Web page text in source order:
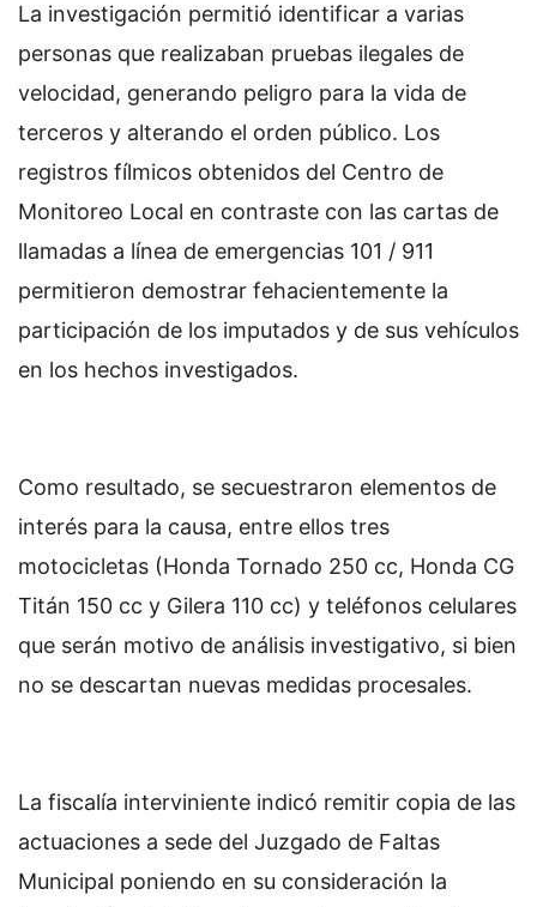
La investigación permitió identificar a varias
personas que realizaban pruebas ilegales de
velocidad, generando peligro para la vida de
terceros y alterando el orden público. Los
registros fílmicos obtenidos del Centro de
Monitoreo Local en contraste con las cartas de
llamadas a línea de emergencias 101 / 911
permitieron demostrar fehacientemente la
participación de los imputados y de sus vehículos
en los hechos investigados.
Como resultado, se secuestraron elementos de
interés para la causa, entre ellos tres
motocicletas (Honda Tornado 250 cc, Honda CG
Titán 150 cc y Gilera 110 cc) y teléfonos celulares
que serán motivo de análisis investigativo, si bien
no se descartan nuevas medidas procesales.
La fiscalía interviniente indicó remitir copia de las
actuaciones a sede del Juzgado de Faltas
Municipal poniendo en su consideración la